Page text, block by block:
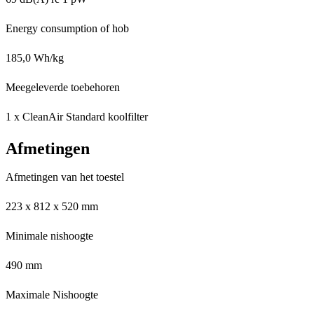
Energy consumption of hob
185,0 Wh/kg
Meegeleverde toebehoren
1 x CleanAir Standard koolfilter
Afmetingen
Afmetingen van het toestel
223 x 812 x 520 mm
Minimale nishoogte
490 mm
Maximale Nishoogte